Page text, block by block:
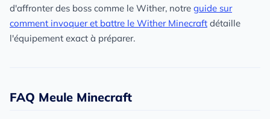
d'affronter des boss comme le Wither, notre guide sur
comment invoquer et battre le Wither Minecraft détaille
l'équipement exact à préparer.
FAQ Meule Minecraft